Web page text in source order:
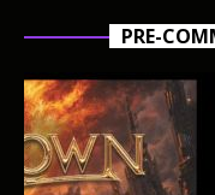
PRE-